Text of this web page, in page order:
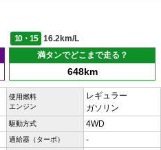
10・15
16.2km/L
満タンでどこまで走る？
648km
使用燃料
エンジン
レギュラー
ガソリン
駆動方式 4WD
過給器（ターボ） -